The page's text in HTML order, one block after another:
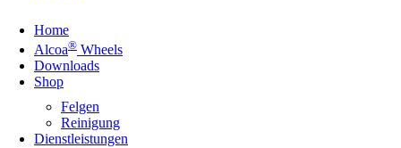
Home
Alcoa® Wheels
Downloads
Shop
Felgen
Reinigung
Dienstleistungen